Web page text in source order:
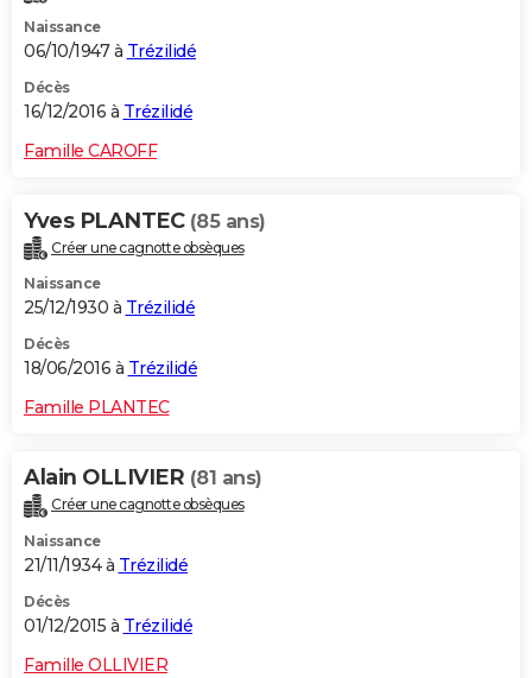
Naissance
06/10/1947 à Trézilidé
Décès
16/12/2016 à Trézilidé
Famille CAROFF
Yves PLANTEC (85 ans)
Créer une cagnotte obsèques
Naissance
25/12/1930 à Trézilidé
Décès
18/06/2016 à Trézilidé
Famille PLANTEC
Alain OLLIVIER (81 ans)
Créer une cagnotte obsèques
Naissance
21/11/1934 à Trézilidé
Décès
01/12/2015 à Trézilidé
Famille OLLIVIER